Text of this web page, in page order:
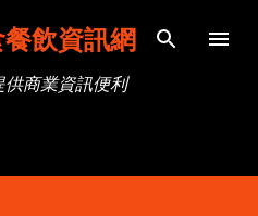
要內容飲資訊網
供商業資訊便利